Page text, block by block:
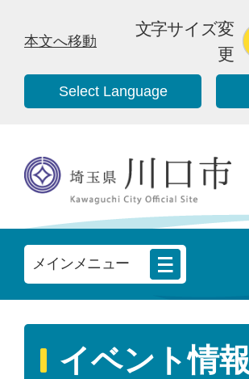
本文へ移動
文字サイズ変
更
Select Language
メインメニュー
イベント情報